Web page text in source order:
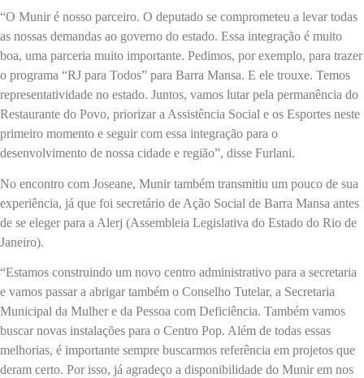
“O Munir é nosso parceiro. O deputado se comprometeu a levar todas
as nossas demandas ao governo do estado. Essa integração é muito
boa, uma parceria muito importante. Pedimos, por exemplo, para trazer
o programa “RJ para Todos” para Barra Mansa. E ele trouxe. Temos
representatividade no estado. Juntos, vamos lutar pela permanência do
Restaurante do Povo, priorizar a Assistência Social e os Esportes neste
primeiro momento e seguir com essa integração para o
desenvolvimento de nossa cidade e região”, disse Furlani.
No encontro com Joseane, Munir também transmitiu um pouco de sua
experiência, já que foi secretário de Ação Social de Barra Mansa antes
de se eleger para a Alerj (Assembleia Legislativa do Estado do Rio de
Janeiro).
“Estamos construindo um novo centro administrativo para a secretaria
e vamos passar a abrigar também o Conselho Tutelar, a Secretaria
Municipal da Mulher e da Pessoa com Deficiência. Também vamos
buscar novas instalações para o Centro Pop. Além de todas essas
melhorias, é importante sempre buscarmos referência em projetos que
deram certo. Por isso, já agradeço a disponibilidade do Munir em nos